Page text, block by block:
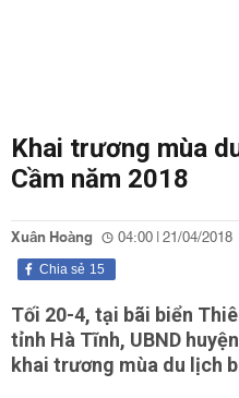
Khai trương mùa
Cầm năm 2018
Xuân Hoàng 04:00 | 21/04/2018
15
Chia sẻ
Tối 20-4, tại bãi biển
tỉnh Hà Tĩnh, UBND
khai trương mùa du lịch